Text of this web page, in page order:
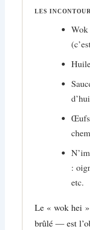
LES
Wok
Œufs
:
etc.
Le « wok hei
brûlé — est